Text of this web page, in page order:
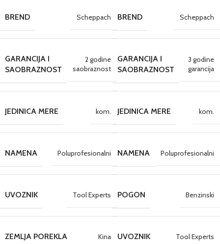
BREND Scheppach
GARANCIJA I
SAOBRAZNOST
2 godine
saobraznost
JEDINICA MERE kom.
NAMENA Poluprofesionalni
UVOZNIK Tool Experts
ZEMLJA POREKLA Kina
BREND Scheppach
GARANCIJA I
SAOBRAZNOST
3 godine
garancija
JEDINICA MERE kom.
NAMENA Poluprofesionalni
POGON Benzinski
UVOZNIK Tool Experts